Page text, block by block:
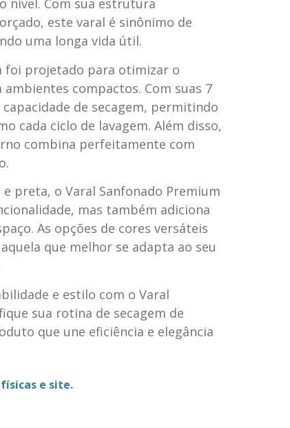
nível. Com sua estrutura
este varal é sinônimo de
uma longa vida útil.
foi projetado para otimizar o
compactos. Com suas 7
de secagem, permitindo
cada ciclo de lavagem. Além disso,
combina perfeitamente com
preta, o Varal Sanfonado Premium
mas também adiciona
As opções de cores versáteis
que melhor se adapta ao seu
e estilo com o Varal
sua rotina de secagem de
que une eficiência e elegância
e site.